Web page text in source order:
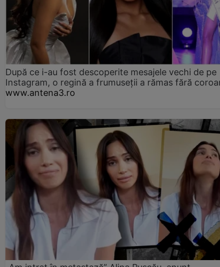
După ce i-au fost descoperite mesajele vechi de pe
Instagram, o regină a frumuseții a rămas fără
www.antena3.ro